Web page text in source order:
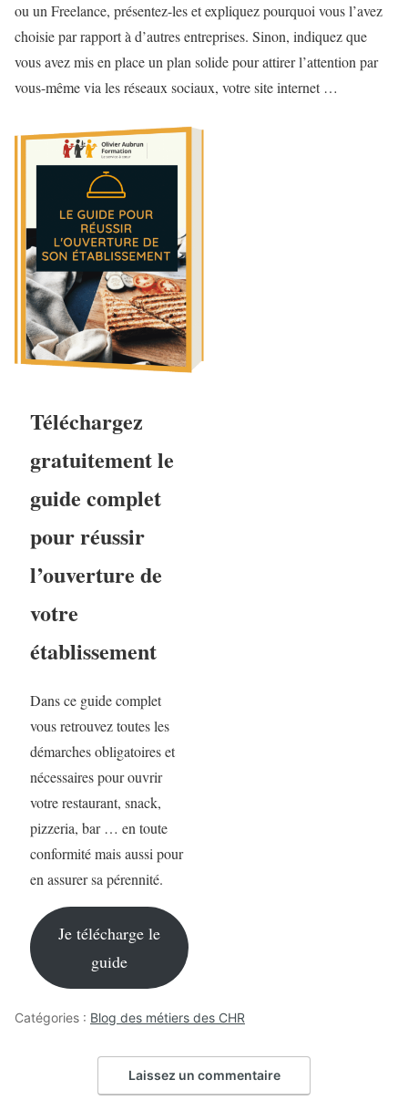
ou un Freelance, présentez-les et expliquez pourquoi vous l’avez
choisie par rapport à d’autres entreprises. Sinon, indiquez que
vous avez mis en place un plan solide pour attirer l’attention par
vous-même via les réseaux sociaux, votre site internet …
Téléchargez
gratuitement le
guide complet
pour réussir
l’ouverture de
votre
établissement
Dans ce guide complet
vous retrouvez toutes les
démarches obligatoires et
nécessaires pour ouvrir
votre restaurant, snack,
pizzeria, bar … en toute
conformité mais aussi pour
en assurer sa pérennité.
Je télécharge le
guide
Catégories : Blog des métiers des CHR
Laissez un commentaire